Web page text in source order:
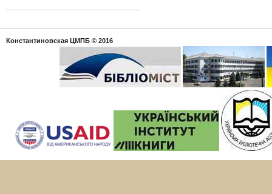
Константиновская ЦМПБ © 2016